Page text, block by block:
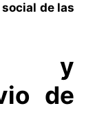
de las
y
de